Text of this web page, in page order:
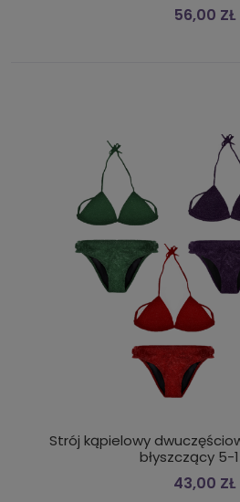
56,00 ZŁ
Strój kąpielowy
błyszczący 5-
43,00 ZŁ